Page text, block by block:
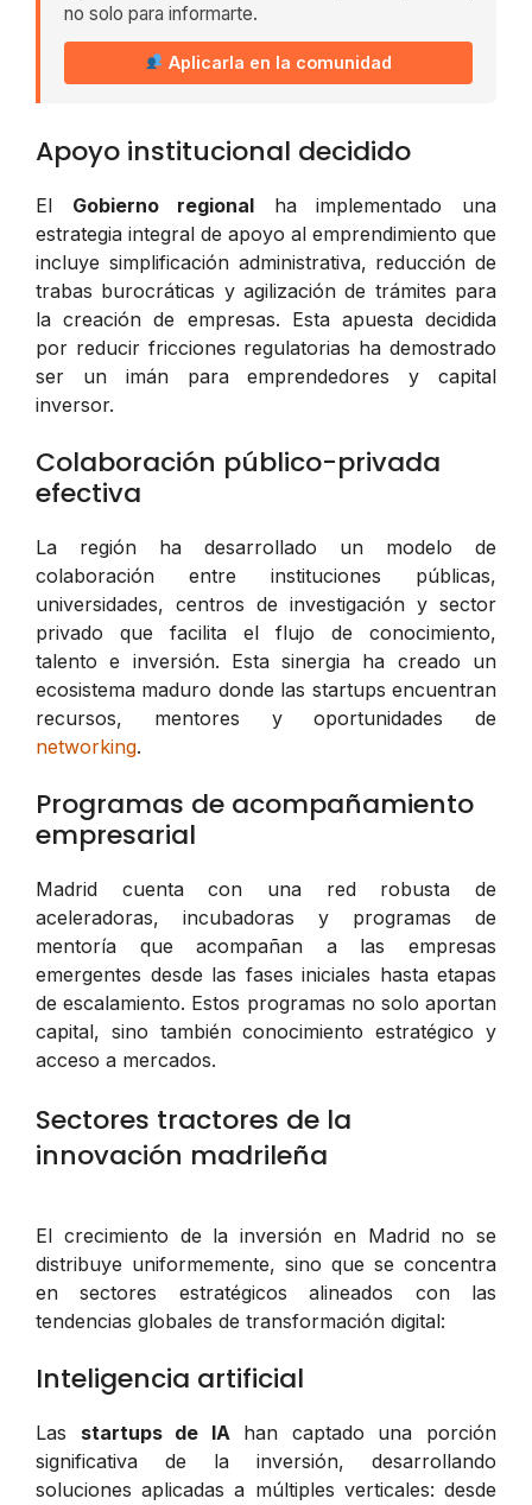
no solo para informarte.
Aplicarla en la comunidad
Apoyo institucional decidido
El Gobierno regional ha implementado una
estrategia integral de apoyo al emprendimiento que
incluye simplificación administrativa, reducción de
trabas burocráticas y agilización de trámites para
la creación de empresas. Esta apuesta decidida
por reducir fricciones regulatorias ha demostrado
ser un imán para emprendedores y capital
inversor.
Colaboración público-privada
efectiva
La región ha desarrollado un modelo de
colaboración entre instituciones públicas,
universidades, centros de investigación y sector
privado que facilita el flujo de conocimiento,
talento e inversión. Esta sinergia ha creado un
ecosistema maduro donde las startups encuentran
recursos, mentores y oportunidades de
networking.
Programas de acompañamiento
empresarial
Madrid cuenta con una red robusta de
aceleradoras, incubadoras y programas de
mentoría que acompañan a las empresas
emergentes desde las fases iniciales hasta etapas
de escalamiento. Estos programas no solo aportan
capital, sino también conocimiento estratégico y
acceso a mercados.
Sectores tractores de la
innovación madrileña
El crecimiento de la inversión en Madrid no se
distribuye uniformemente, sino que se concentra
en sectores estratégicos alineados con las
tendencias globales de transformación digital:
Inteligencia artificial
Las startups de IA han captado una porción
significativa de la inversión, desarrollando
soluciones aplicadas a múltiples verticales: desde